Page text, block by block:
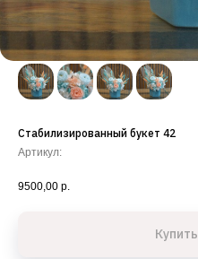
Стабилизированный букет 42
Артикул:
9500,00 р.
Купить